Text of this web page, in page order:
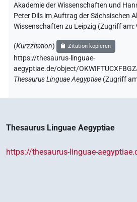
Akademie der Wissenschaften und
Peter Dils im Auftrag der Sächsischen
Wissenschaften zu Leipzig (Zugriff am:
(Kurzzitation) Zitation kopieren
https://thesaurus-linguae-
aegyptiae.de/object/
Thesaurus Linguae Aegyptiae (Zugriff
Thesaurus Linguae Aegyptiae
https://thesaurus-linguae-